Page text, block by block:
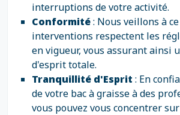
interruptions de votre activité.
Conformité: Nous veillons à
interventions respectent les
en vigueur, vous assurant ainsi
d'esprit totale.
Tranquillité d'Esprit : En
de votre bac à graisse à des
vous pouvez vous concentrer